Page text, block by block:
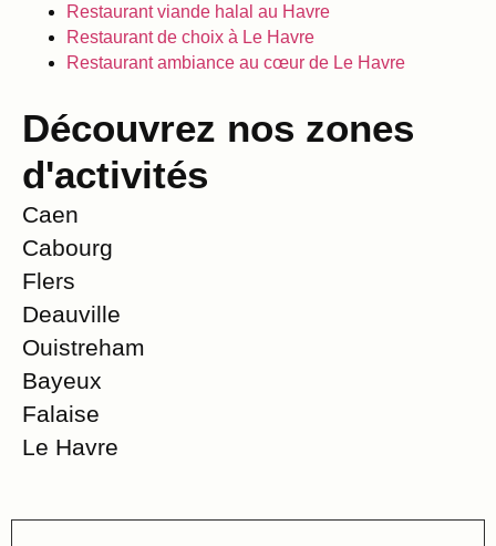
Restaurant viande halal au Havre
Restaurant de choix à Le Havre
Restaurant ambiance au cœur de Le Havre
Découvrez nos zones
d'activités
Caen
Cabourg
Flers
Deauville
Ouistreham
Bayeux
Falaise
Le Havre